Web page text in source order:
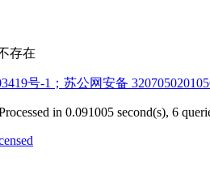
存在
号-1；苏公网安备
in 0.091005 second(s), 6